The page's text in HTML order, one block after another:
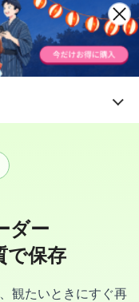
ダー
で保存
観たいときにすぐ再